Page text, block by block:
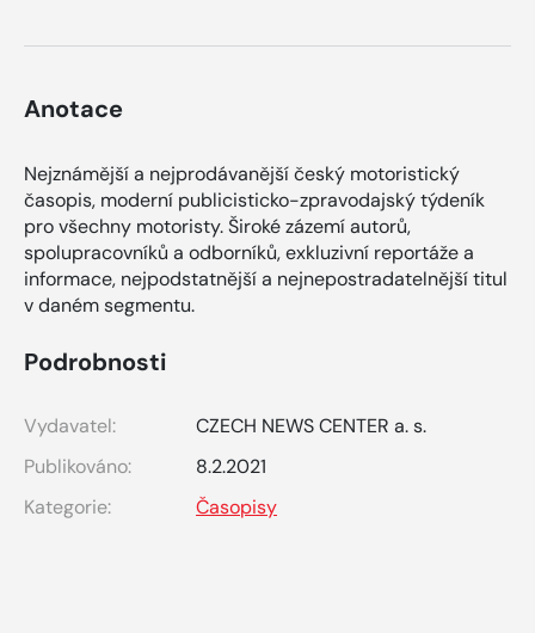
Anotace
Nejznámější a nejprodávanější český motoristický
časopis, moderní publicisticko-zpravodajský týdeník
pro všechny motoristy. Široké zázemí autorů,
spolupracovníků a odborníků, exkluzivní reportáže a
informace, nejpodstatnější a nejnepostradatelnější titul
v daném segmentu.
Podrobnosti
Vydavatel:
CZECH NEWS CENTER a. s.
Publikováno:
8.2.2021
Kategorie:
Časopisy